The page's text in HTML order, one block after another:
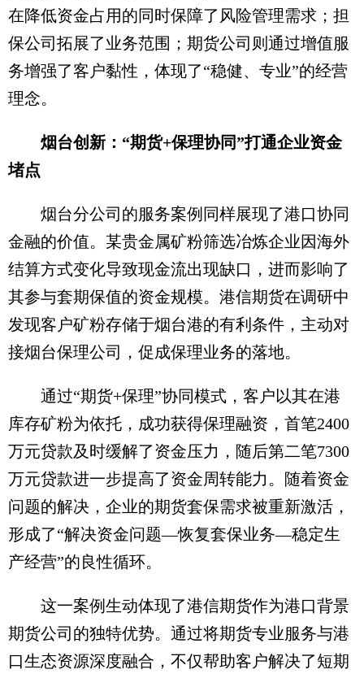
在降低资金占用的同时保障了风险管理需求；担
保公司拓展了业务范围；期货公司则通过增值服
务增强了客户黏性，体现了“稳健、专业”的经营
理念。
烟台创新：“期货+保理协同”打通企业资金
堵点
烟台分公司的服务案例同样展现了港口协同
金融的价值。某贵金属矿粉筛选冶炼企业因海外
结算方式变化导致现金流出现缺口，进而影响了
其参与套期保值的资金规模。港信期货在调研中
发现客户矿粉存储于烟台港的有利条件，主动对
接烟台保理公司，促成保理业务的落地。
通过“期货+保理”协同模式，客户以其在港
库存矿粉为依托，成功获得保理融资，首笔2400
万元贷款及时缓解了资金压力，随后第二笔7300
万元贷款进一步提高了资金周转能力。随着资金
问题的解决，企业的期货套保需求被重新激活，
形成了“解决资金问题—恢复套保业务—稳定生
产经营”的良性循环。
这一案例生动体现了港信期货作为港口背景
期货公司的独特优势。通过将期货专业服务与港
口生态资源深度融合，不仅帮助客户解决了短期